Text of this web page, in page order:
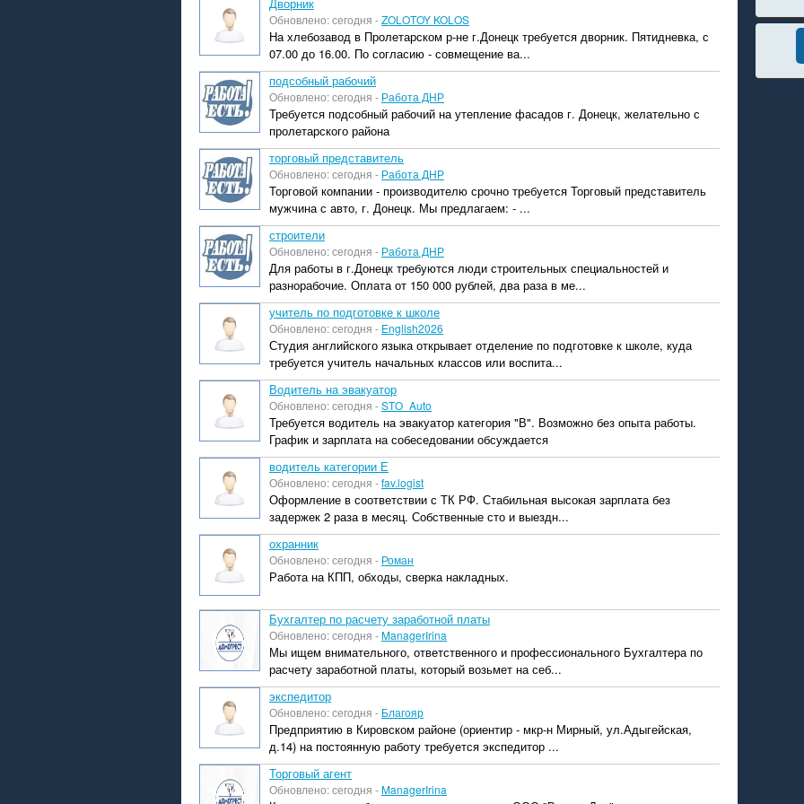
Обновлено: сегодня -ZOLOTOY KOLOS
На хлебозавод в Пролетарском р-не г.Донецк требуется дворник. Пятидневка, с
07.00 до 16.00. По согласию - совмещение ва...
подсобный рабочий
Обновлено: сегодня - Работа ДНР
Требуется подсобный рабочий на утепление фасадов г. Донецк, желательно с
пролетарского района
торговый представитель
Обновлено: сегодня - Работа ДНР
Торговой компании - производителю срочно требуется Торговый представитель
мужчина с авто, г. Донецк. Мы предлагаем: - ...
строители
Обновлено: сегодня - Работа ДНР
Для работы в г.Донецк требуются люди строительных специальностей и
разнорабочие. Оплата от 150 000 рублей, два раза в ме...
учитель по подготовке к школе
Обновлено: сегодня - English2026
Студия английского языка открывает отделение по подготовке к школе, куда
требуется учитель начальных классов или воспита...
Водитель на эвакуатор
Обновлено: сегодня -STO_Auto
Требуется водитель на эвакуатор категория "В". Возможно без опыта работы.
График и зарплата на собеседовании обсуждается
водитель категории Е
Обновлено: сегодня -fav.logist
Оформление в соответствии с ТК РФ. Стабильная высокая зарплата без
задержек 2 раза в месяц. Собственные сто и выездн...
охранник
Обновлено: сегодня - Роман
Работа на КПП, обходы, сверка накладных.
Бухгалтер по расчету заработной платы
Обновлено: сегодня -ManagerIrina
Мы ищем внимательного, ответственного и профессионального Бухгалтера по
расчету заработной платы, который возьмет на себ...
экспедитор
Обновлено: сегодня - Благояр
Предприятию в Кировском районе (ориентир - мкр-н Мирный, ул.Адыгейская,
д.14) на постоянную работу требуется экспедитор ...
Торговый агент
Обновлено: сегодня -ManagerIrina